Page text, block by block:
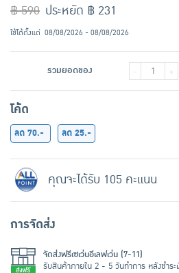
฿ 590 ประหยัด ฿ 231
ใช้ได้ตั้งแต่ 08/08/2026 - 08/08/2026
รวมยอดของ - +
โค้ด
ลด 70.-
ลด 25.-
คุณจะได้รับ 105 คะแนน
การจัดส่ง
จัดส่งฟรีเซเว่นอีเลฟเว่น (7-11)
รับสินค้าภายใน 2 - 5 วันทำการ หลังชำระ